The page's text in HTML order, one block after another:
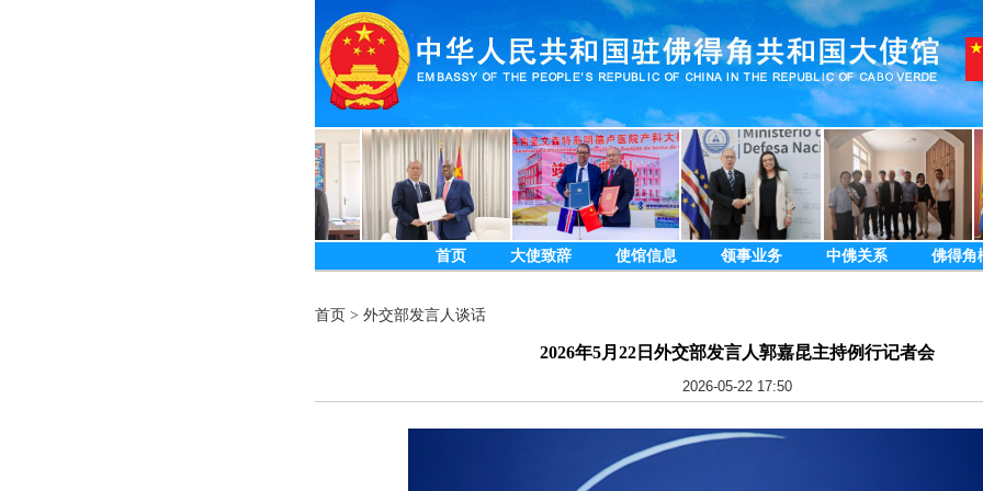
首页 大使致辞 使馆信息 领事业务 中佛关系 佛得角
首页 > 外交部发言人谈话
2026年5月22日外交部发言人郭嘉昆主持例行记者会
2026-05-22 17:50